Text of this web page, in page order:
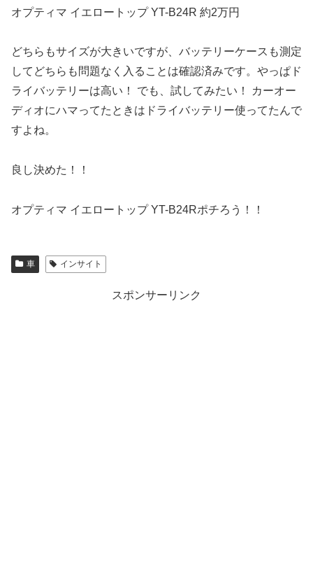
オプティマ イエロートップ YT-B24R 約2万円
どちらもサイズが大きいですが、バッテリーケースも測定
してどちらも問題なく入ることは確認済みです。やっぱド
ライバッテリーは高い！ でも、試してみたい！ カーオー
ディオにハマってたときはドライバッテリー使ってたんで
すよね。
良し決めた！！
オプティマ イエロートップ YT-B24Rポチろう！！
車 インサイト
スポンサーリンク